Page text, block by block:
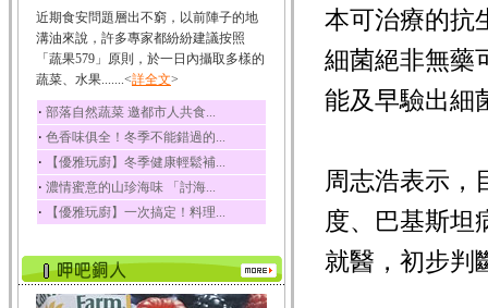
冬瓜
冬瓜營養價值高，鈉含
量極低是水腫病人的...
豆豉
豆豉裡頭含有營養的蛋
白質、脂肪、鈣、磷...
榛果
榛果裡所含的營養素有
蛋白質、脂肪、醣類...
迷迭香
酸、迷迭香酸、植物...
咖啡
近期食安問題層出不窮，以前陣子的地
溝油來說，許多專家都紛紛建議按照
「蔬果579」原則，於一日內攝取多樣的
蔬菜、水果.......<詳全文>
‧ 部落自然蔬菜 邀都市人共食...
‧ 色香味俱全！冬季不能錯過的...
‧ 【優雅玩廚】冬季健康輕鬆補...
‧ 濃情蜜意的山珍海味 「討海...
‧ 【優雅玩廚】一次搞定！料理...
本可治療的抗
細菌絕非無藥
能及早驗出細
周志浩表示，
度、巴基斯坦
就醫，初步判